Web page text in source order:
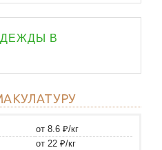
В
от 8.6 ₽/кг
от 22 ₽/кг